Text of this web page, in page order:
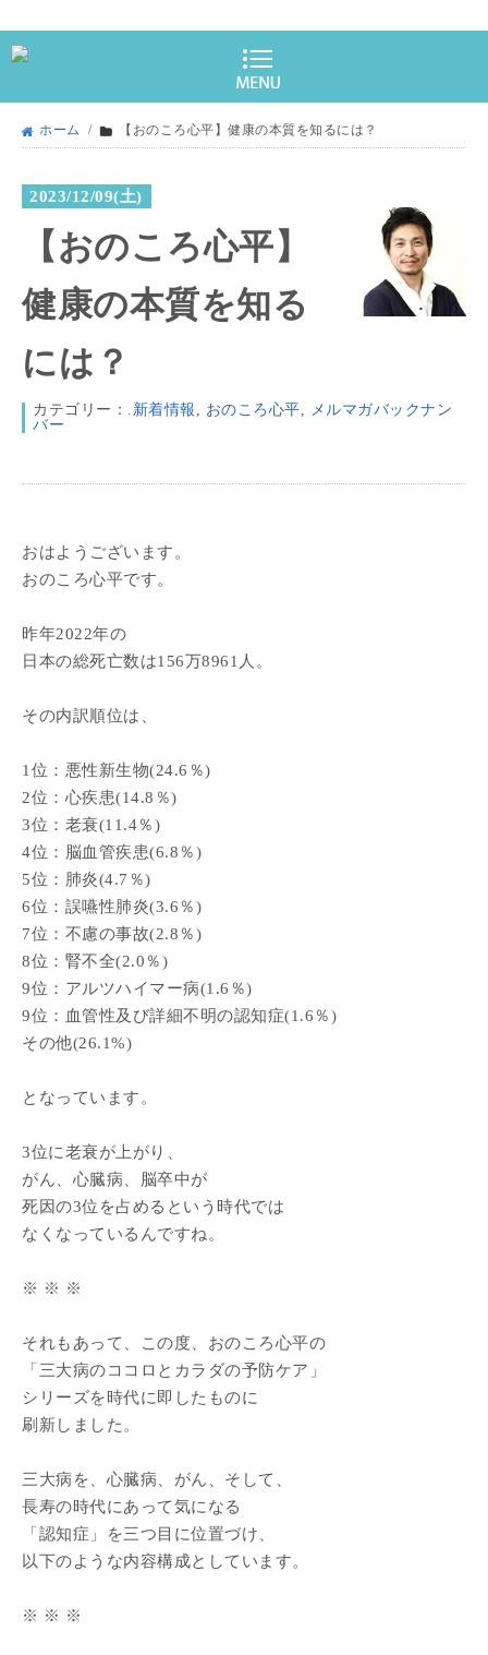
ホーム / 【おのころ心平】健康の本質を知るには？
2023/12/09(土)
【おのころ心平】
健康の本質を知る
には？
カテゴリー： .新着情報 , おのころ心平, メルマガバックナン
バー
おはようございます。
おのころ心平です。
昨年2022年の
日本の総死亡数は156万8961人。
その内訳順位は、
1位：悪性新生物(24.6％)
2位：心疾患(14.8％)
3位：老衰(11.4％)
4位：脳血管疾患(6.8％)
5位：肺炎(4.7％)
6位：誤嚥性肺炎(3.6％)
7位：不慮の事故(2.8％)
8位：腎不全(2.0％)
9位：アルツハイマー病(1.6％)
9位：血管性及び詳細不明の認知症(1.6％)
その他(26.1%)
となっています。
3位に老衰が上がり、
がん、心臓病、脳卒中が
死因の3位を占めるという時代では
なくなっているんですね。
※ ※ ※
それもあって、この度、おのころ心平の
「三大病のココロとカラダの予防ケア」
シリーズを時代に即したものに
刷新しました。
三大病を、心臓病、がん、そして、
長寿の時代にあって気になる
「認知症」を三つ目に位置づけ、
以下のような内容構成としています。
※ ※ ※